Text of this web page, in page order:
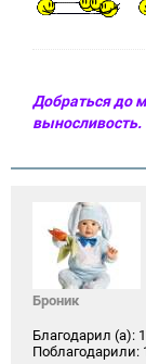
Добраться до
выносливость.
Броник
Благодарил (а):
Поблагодарили: